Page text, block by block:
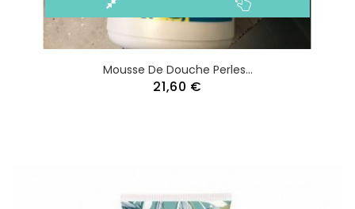
Mousse De Douche Perles...
21,60 €